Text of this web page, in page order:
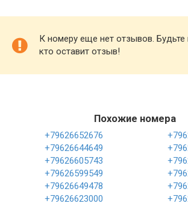
К номеру еще нет отзывов. Будьте
кто оставит отзыв!
Похожие номера
+79626652676
+79626644649
+79626605743
+79626599549
+79626649478
+79626623000